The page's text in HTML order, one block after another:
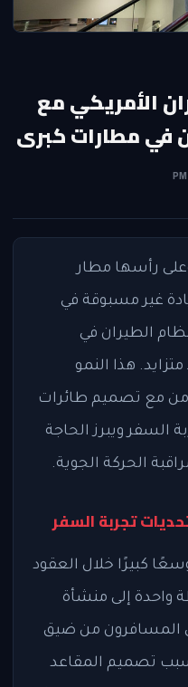
الأمريكي مع
في مطارات كبرى
رأسها مطار
غير مسبوقة في
الطيران في
هذا النمو
مع تصميم طائرات
السفر ويبرز الحاجة
الحركة الجوية.
تجربة السفر
كبيرًا خلال العقود
واحدة إلى منشأة
المسافرون من ضيق
تصميم المقاعد